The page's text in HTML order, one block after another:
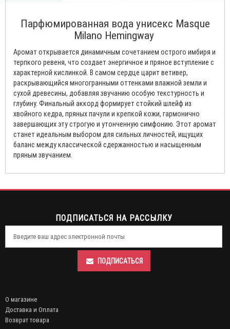
Парфюмированная вода унисекс Masque
Milano Hemingway
Аромат открывается динамичным сочетанием острого имбиря и
терпкого ревеня, что создает энергичное и пряное вступление с
характерной кислинкой. В самом сердце царит ветивер,
раскрывающийся многогранными оттенками влажной земли и
сухой древесины, добавляя звучанию особую текстурность и
глубину. Финальный аккорд формирует стойкий шлейф из
хвойного кедра, пряных пачули и крепкой кожи, гармонично
завершающих эту строгую и утонченную симфонию. Этот аромат
станет идеальным выбором для сильных личностей, ищущих
баланс между классической сдержанностью и насыщенным
пряным звучанием.
ПОДПИСАТЬСЯ НА РАССЫЛКУ
ПОДПИСАТЬСЯ
О магазине
Доставка и Оплата
Возврат товара